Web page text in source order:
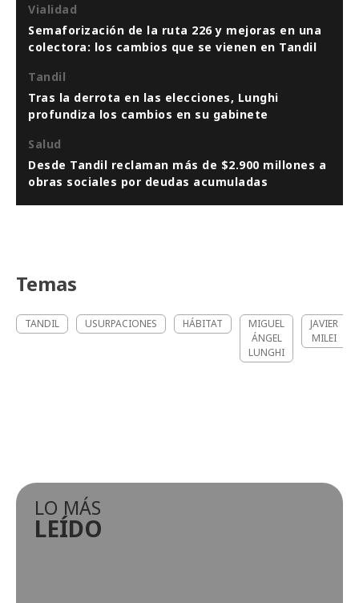
Vialidad
Semaforización de la ruta 226 y mejoras en una
colectora: los cambios que se vienen en Tandil
Tandil
Tras la derrota en las elecciones, Lunghi
profundiza los cambios en su gabinete
Salud
Desde Tandil reclaman más de $2.900 millones a
obras sociales por deudas acumuladas
Temas
TANDIL USURPACIONES HÁBITAT
MIGUEL
ÁNGEL
LUNGHI
JAVIER
MILEI
LO MÁS
LEÍDO